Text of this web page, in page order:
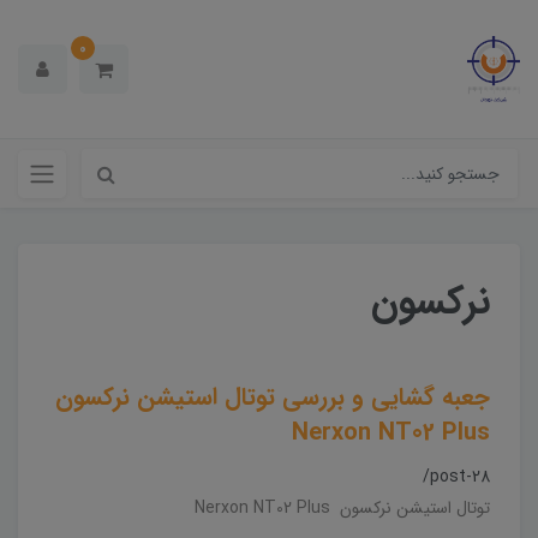
0
نرکسون
جعبه گشایی و بررسی توتال استیشن نرکسون
Nerxon NT02 Plus
/post-28
توتال استیشن نرکسون Nerxon NT02 Plus